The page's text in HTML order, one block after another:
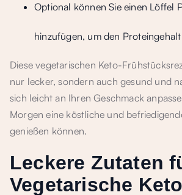
Optional können Sie einen Löffel
hinzufügen, um den
Diese vegetarischen Keto-
nur lecker, sondern auch gesund und
sich leicht an Ihren Geschmack
Morgen eine köstliche und
genießen können.
Leckere Zutaten
Vegetarische Keto